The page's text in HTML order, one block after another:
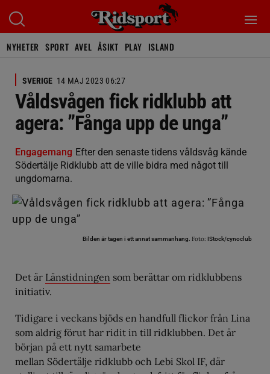
NYHETER SPORT AVEL ÅSIKT PLAY ISLAND
SVERIGE 14 MAJ 2023 06:27
Våldsvågen fick ridklubb att
agera: ”Fånga upp de unga”
Engagemang Efter den senaste tidens våldsvåg kände
Södertälje Ridklubb att de ville bidra med något till
ungdomarna.
Bilden är tagen i ett annat sammanhang. Foto: IStock/cynoclub
Det är Länstidningen som berättar om ridklubbens
initiativ.
Tidigare i veckans bjöds en handfull flickor från Lina
som aldrig förut har ridit in till ridklubben. Det är
början på ett nytt samarbete
mellan Södertälje ridklubb och Lebi Skol IF, där